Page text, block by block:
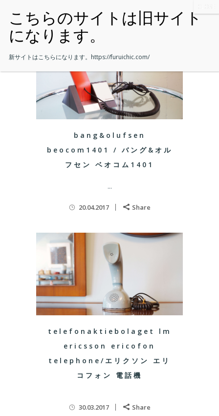
bang&olufsen
beocom1401 / バング&オル
フセン ベオコム1401
...
20.04.2017 Share
telefonaktiebolaget lm
ericsson ericofon
telephone/エリクソン エリ
コフォン 電話機
30.03.2017 Share
新サイトはこちらになります。 https://furuichic.com/